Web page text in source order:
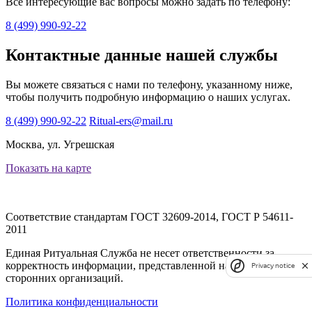
8 (499) 990-92-22
Контактные данные нашей службы
Вы можете связаться с нами по телефону, указанному ниже,
чтобы получить подробную информацию о наших услугах.
8 (499) 990-92-22 Ritual-ers@mail.ru
Москва, ул. Угрешская
Показать на карте
Соответствие стандартам ГОСТ 32609-2014, ГОСТ Р 54611-
2011
Единая Ритуальная Служба не несет ответственности за
корректность информации, представленной на сайтах
сторонних организаций.
Политика конфиденциальности
Privacy notice